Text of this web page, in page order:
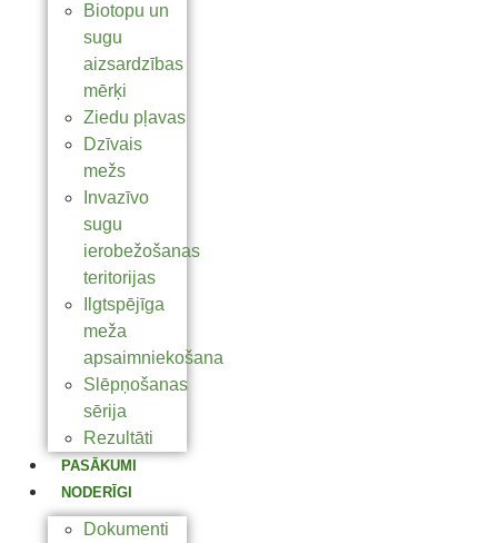
Biotopu un
sugu
aizsardzības
mērķi
Ziedu pļavas
Dzīvais
mežs
Invazīvo
sugu
ierobežošanas
teritorijas
Ilgtspējīga
meža
apsaimniekošana
Slēpņošanas
sērija
Rezultāti
PASĀKUMI
NODERĪGI
Dokumenti